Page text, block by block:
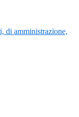
di amministrazione,